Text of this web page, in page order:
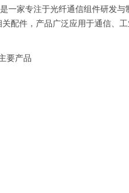
装系统。
是一家专注于光纤通信组件研发
配件，产品广泛应用于通信、工
要产品